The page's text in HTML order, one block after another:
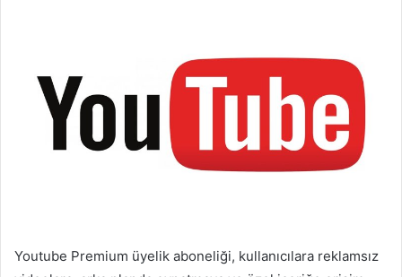
Youtube Premium üyelik aboneliği, kullanıcılara reklamsız